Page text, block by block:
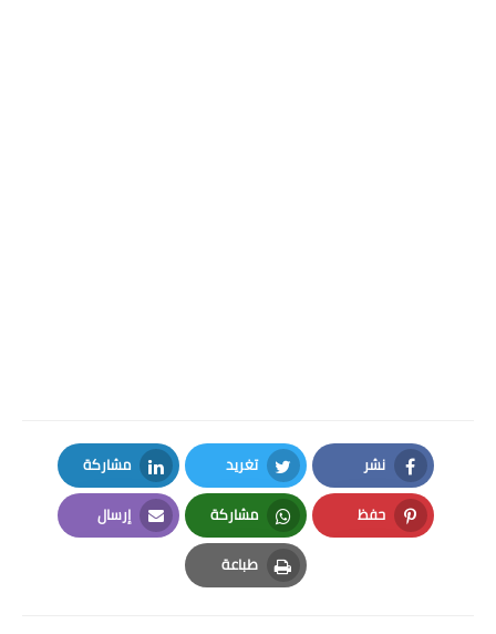
نشر
Facebook
تغريد
Twitter
مشاركة
LinkedIn
حفظ
Pinterest
مشاركة
Whatsapp
إرسال
Email
طباعة
Print